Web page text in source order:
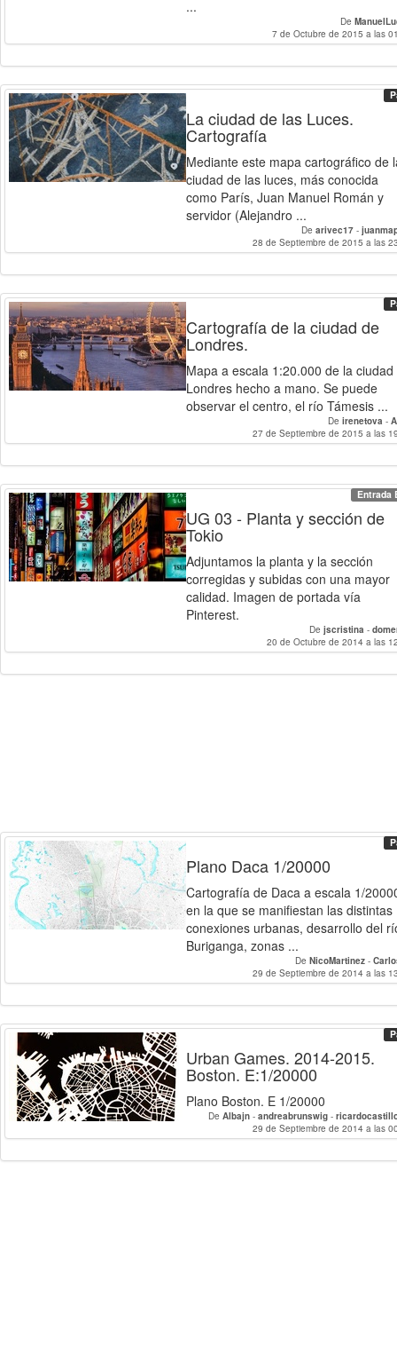
...
De
7 de Octubre de 2015 a las
La ciudad de las Luces.
Cartografía
Mediante este mapa cartográfico de
ciudad de las luces, más conocida
como París, Juan Manuel Román y
servidor (Alejandro ...
De arivec17 -
28 de Septiembre de 2015 a las
Cartografía de la ciudad de
Londres.
Mapa a escala 1:20.000 de la ciudad
Londres hecho a mano. Se puede
observar el centro, el río Támesis ...
De irenetova -
27 de Septiembre de 2015 a las
Entrada
UG 03 - Planta y sección de
Tokio
Adjuntamos la planta y la sección
corregidas y subidas con una mayor
calidad. Imagen de portada vía
Pinterest.
De jscristina -
20 de Octubre de 2014 a las
Plano Daca 1/20000
Cartografía de Daca a escala 1/
en la que se manifiestan las distintas
conexiones urbanas, desarrollo del
Buriganga, zonas ...
De NicoMartinez -
29 de Septiembre de 2014 a las
Urban Games. 2014-2015.
Boston. E:1/20000
Plano Boston. E 1/20000
De Albajn - andreabrunswig -
29 de Septiembre de 2014 a las